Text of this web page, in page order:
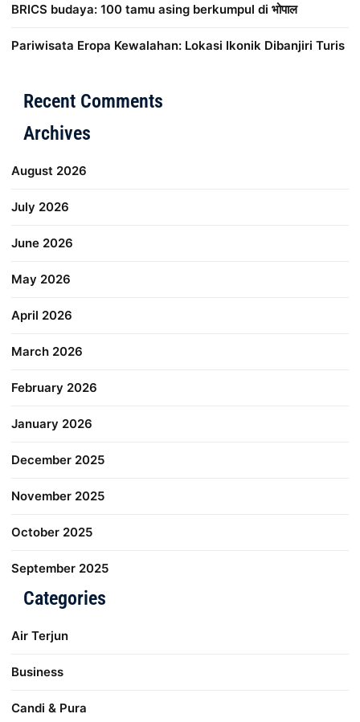
BRICS budaya: 100 tamu asing berkumpul di भोपाल
Pariwisata Eropa Kewalahan: Lokasi Ikonik Dibanjiri Turis
Recent Comments
Archives
August 2026
July 2026
June 2026
May 2026
April 2026
March 2026
February 2026
January 2026
December 2025
November 2025
October 2025
September 2025
Categories
Air Terjun
Business
Candi & Pura